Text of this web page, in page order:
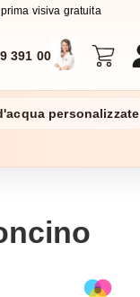
visiva gratuita
391 00
personalizzate